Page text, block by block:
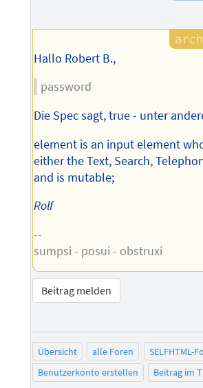
Hallo Robert B.,
password
Die Spec sagt, true - unter
element is an input element
either the Text, Search,
and is mutable;
Rolf
--
sumpsi - posui - obstruxi
Beitrag melden
Übersicht alle Foren SELFHTML-
Benutzerkonto erstellen
Beitrag im